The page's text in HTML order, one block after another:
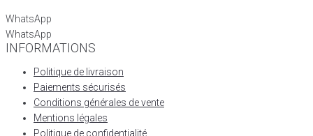
WhatsApp
WhatsApp
INFORMATIONS
Politique de livraison
Paiements sécurisés
Conditions générales de vente
Mentions légales
Politique de confidentialité